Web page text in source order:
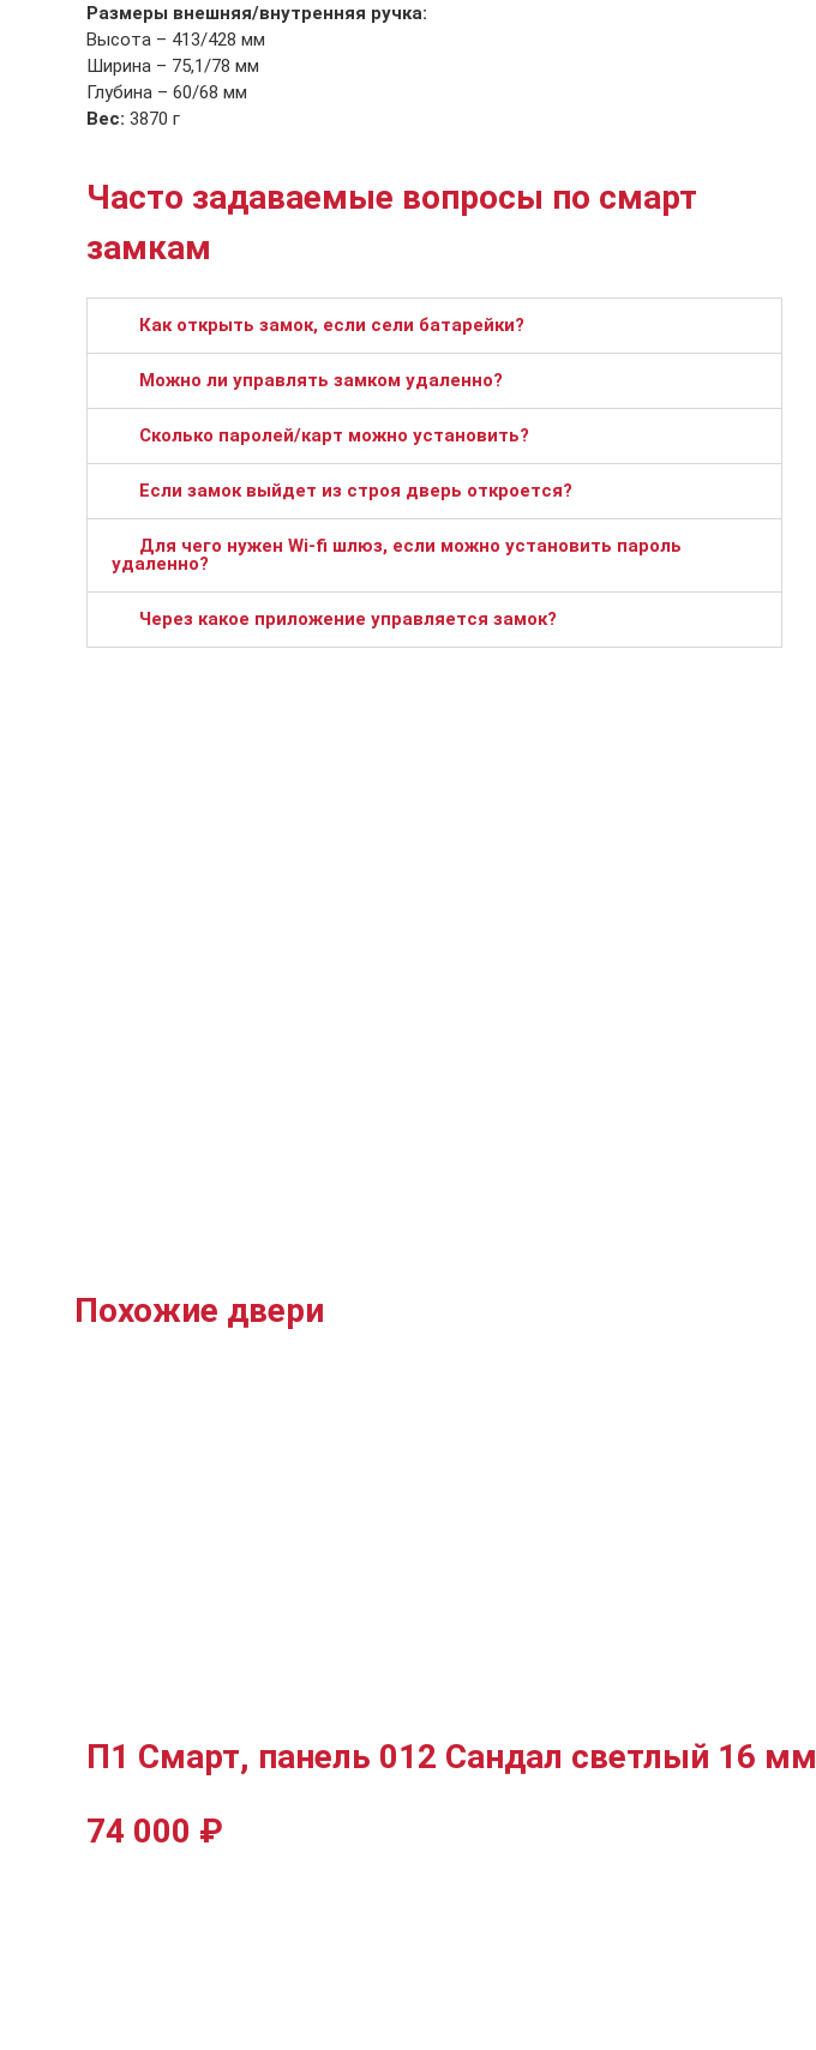
Размеры внешняя/внутренняя ручка:
Высота – 413/428 мм
Ширина – 75,1/78 мм
Глубина – 60/68 мм
Вес: 3870 г
Часто задаваемые вопросы по смарт
замкам
Как открыть замок, если сели батарейки?
Можно ли управлять замком удаленно?
Сколько паролей/карт можно установить?
Если замок выйдет из строя дверь откроется?
Для чего нужен Wi-fi шлюз, если можно установить пароль
удаленно?
Через какое приложение управляется замок?
Похожие двери
П1 Смарт, панель 012 Сандал светлый 16 мм
74 000 ₽